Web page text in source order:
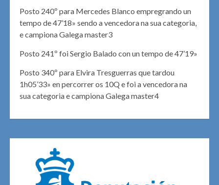
Posto 240º para Mercedes Blanco empregrando un
tempo de 47’18» sendo a vencedora na sua categoria,
e campiona Galega master3
Posto 241º foi Sergio Balado con un tempo de 47’19»
Posto 340º para Elvira Tresguerras que tardou
1h05’33» en percorrer os 10Q e foi a vencedora na
sua categoria e campiona Galega master4